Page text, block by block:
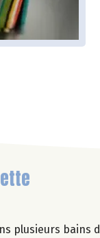
plusieurs bains